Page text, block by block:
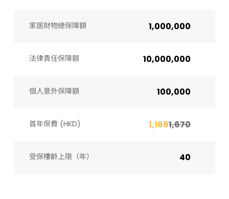
家居財物總保障額 1,000,000
法律責任保障額 10,000,000
個人意外保障額 100,000
首年保費 (HKD) 1,1691,670
受保樓齡上限（年）​ 40